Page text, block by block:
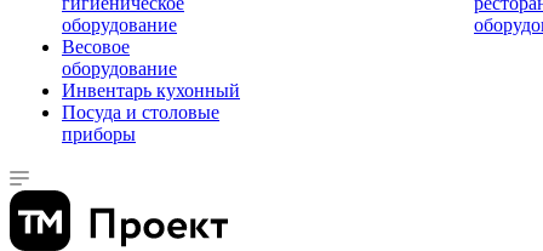
оборудование
Весовое
оборудование
Инвентарь кухонный
Посуда и столовые
приборы